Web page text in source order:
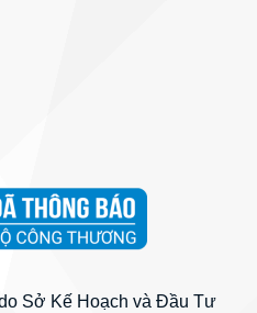
Sở Kế Hoạch và Đầu Tư